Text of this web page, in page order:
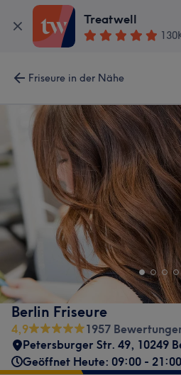
Treatwell
Friseure in der Nähe
Berlin Friseure
4,9
1957
Petersburger Str. 49, 10249
Geöffnet Heute: 09:00 - 21:00